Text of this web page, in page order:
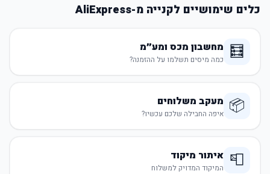
כלים שימושיים לקנייה מ-AliExpress
🧮 מחשבון מכס ומע״מ
כמה מיסים תשלמו על ההזמנה?
📦 מעקב משלוחים
איפה החבילה שלכם עכשיו?
📮 איתור מיקוד
המיקוד המדויק למשלוח